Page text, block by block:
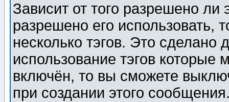
Зависит от того разрешено
разрешено его использовать,
несколько тэгов. Это сделано
использование тэгов
включён, то вы сможете
при создании этого